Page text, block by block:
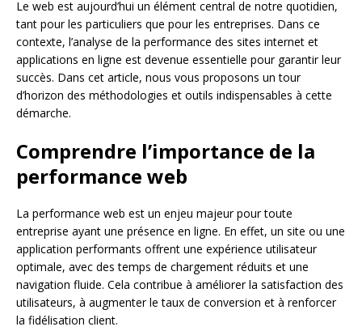
Le web est aujourd’hui un élément central de notre quotidien,
tant pour les particuliers que pour les entreprises. Dans ce
contexte, l’analyse de la performance des sites internet et
applications en ligne est devenue essentielle pour garantir leur
succès. Dans cet article, nous vous proposons un tour
d’horizon des méthodologies et outils indispensables à cette
démarche.
Comprendre l’importance de la
performance web
La performance web est un enjeu majeur pour toute
entreprise ayant une présence en ligne. En effet, un site ou une
application performants offrent une expérience utilisateur
optimale, avec des temps de chargement réduits et une
navigation fluide. Cela contribue à améliorer la satisfaction des
utilisateurs, à augmenter le taux de conversion et à renforcer
la fidélisation client.